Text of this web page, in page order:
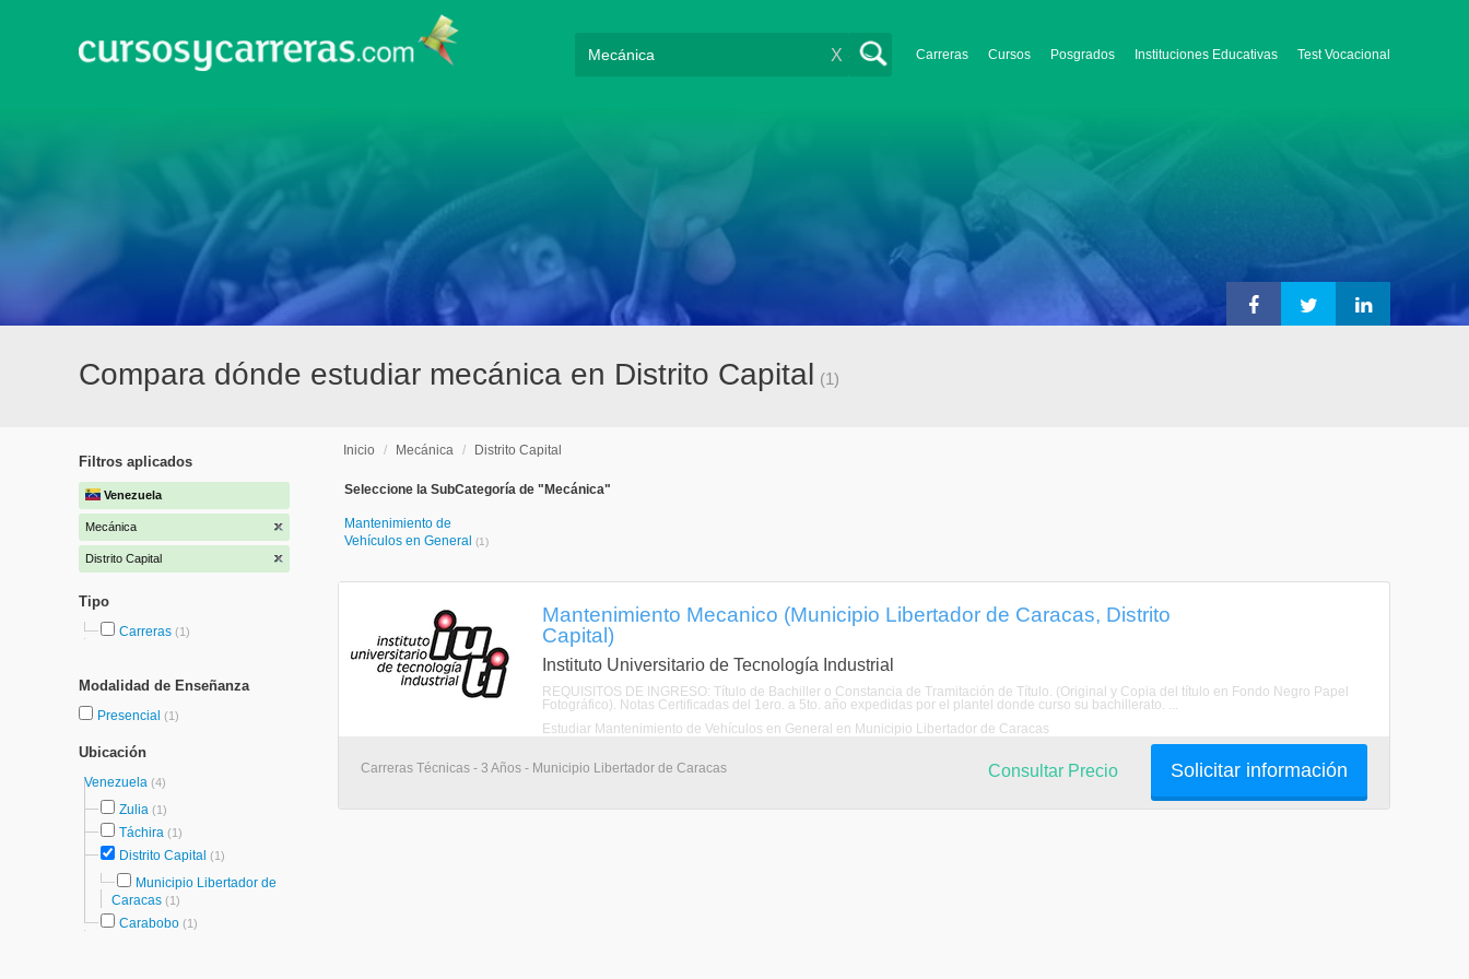
Carreras Cursos Posgrados Instituciones Educativas Test Vocacional
X
Compara dónde estudiar mecánica en Distrito Capital (1)
Filtros aplicados
Venezuela
Mecánica
Distrito Capital
Tipo
Carreras (1)
Modalidad de Enseñanza
Presencial (1)
Ubicación
Venezuela (4)
Zulia (1)
Táchira (1)
Distrito Capital (1)
Municipio Libertador de
Caracas (1)
Carabobo (1)
Inicio / Mecánica / Distrito Capital
Seleccione la SubCategoría de "Mecánica"
Mantenimiento de
Vehículos en General (1)
Mantenimiento Mecanico (Municipio Libertador de Caracas, Distrito
Capital)
Instituto Universitario de Tecnología Industrial
REQUISITOS DE INGRESO: Título de Bachiller o Constancia de Tramitación de Título. (Original y Copia del título en Fondo Negro Papel
Fotográfico). Notas Certificadas del 1ero. a 5to. año expedidas por el plantel donde curso su bachillerato. ...
Estudiar Mantenimiento de Vehículos en General en Municipio Libertador de Caracas
Carreras Técnicas - 3 Años - Municipio Libertador de Caracas Solicitar información
Consultar Precio